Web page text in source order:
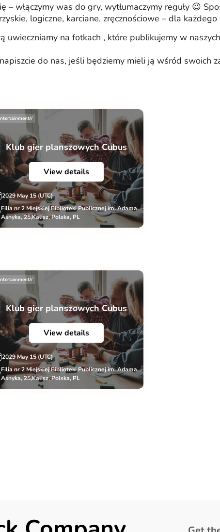
– włączymy was do gry, wytłumaczymy reguły 😉
logiczne, karciane, zręcznościowe – dla każdego
uwieczniamy na fotkach , które publikujemy w
do nas, jeśli będziemy mieli ją wśród swoich
Klub gier planszowych Cubus
View details
2029 May 15 (UTC)
Filia nr 2 Miejskiej Biblioteki Publicznej im. Adama
Asnyka, 25,Kalisz, Polska, PL
Klub gier planszowych Cubus
View details
2029 May 15 (UTC)
Filia nr 2 Miejskiej Biblioteki Publicznej im. Adama
Asnyka, 25,Kalisz, Polska, PL